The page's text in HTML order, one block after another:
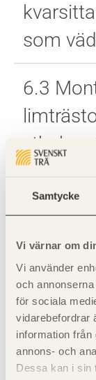
Samtycke
Vi värnar om
Vi använder
och
för sociala
vidarebefordrar
information från
annons- och
Dessa kan i sin
som
6.3
6.4
6.5